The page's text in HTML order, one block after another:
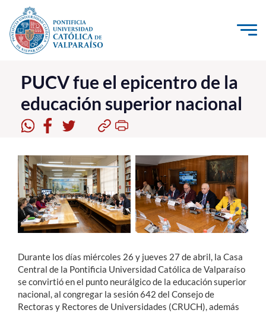
Click acá para ir directamente al contenido
La Universidad
Investigación, Creación e Innovación
PUCV Internacional
Admisión
Pregrado
Postgrado
Formación Continua
Estudiantes
PUCV fue el epicentro de la
educación superior nacional
Durante los días miércoles 26 y jueves 27 de abril, la Casa
Central de la Pontificia Universidad Católica de Valparaíso
se convirtió en el punto neurálgico de la educación superior
nacional, al congregar la sesión 642 del Consejo de
Rectoras y Rectores de Universidades (CRUCH), además